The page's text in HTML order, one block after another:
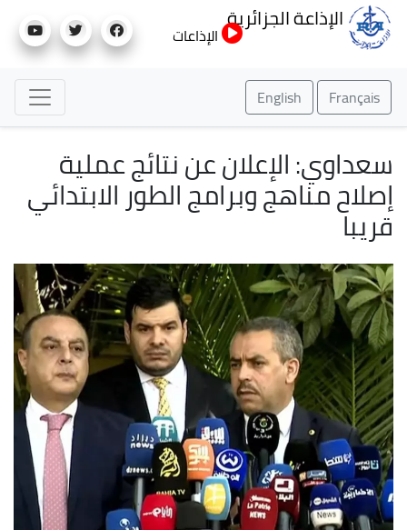
إلى
الإذاعة الجزائرية
الإذاعات
Français
English
سعداوي: الإعلان عن نتائج عملية
إصلاح مناهج وبرامج الطور الابتدائي
قريبا